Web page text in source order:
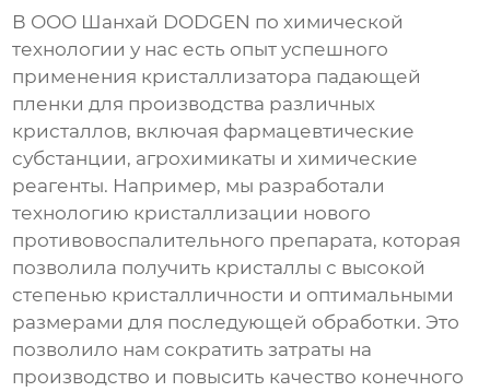
В ООО Шанхай DODGEN по химической
технологии у нас есть опыт успешного
применения кристаллизатора падающей
пленки для производства различных
кристаллов, включая фармацевтические
субстанции, агрохимикаты и химические
реагенты. Например, мы разработали
технологию кристаллизации нового
противовоспалительного препарата, которая
позволила получить кристаллы с высокой
степенью кристалличности и оптимальными
размерами для последующей обработки. Это
позволило нам сократить затраты на
производство и повысить качество конечного